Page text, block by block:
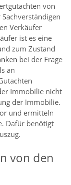
von
Verkäufer
ist es eine
zum Zustand
bei der Frage
an
Immobilie nicht
der Immobilie.
und ermitteln
Dafür benötigt
von den